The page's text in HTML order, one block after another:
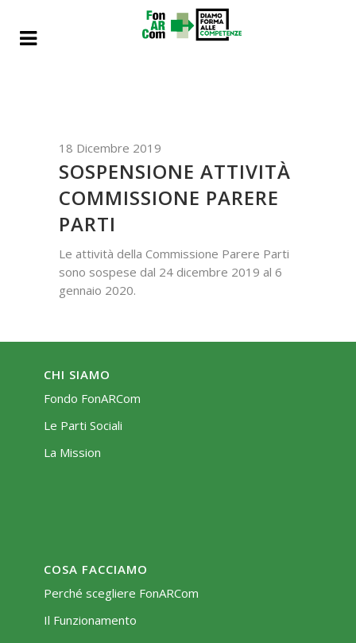
18 Dicembre 2019
SOSPENSIONE ATTIVITÀ
COMMISSIONE PARERE
PARTI
Le attività della Commissione Parere Parti
sono sospese dal 24 dicembre 2019 al 6
gennaio 2020.
CHI SIAMO
Fondo FonARCom
Le Parti Sociali
La Mission
COSA FACCIAMO
Perché scegliere FonARCom
Il Funzionamento